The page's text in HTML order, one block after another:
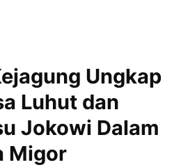
Ungkap
Luhut dan
Jokowi Dalam
Migor